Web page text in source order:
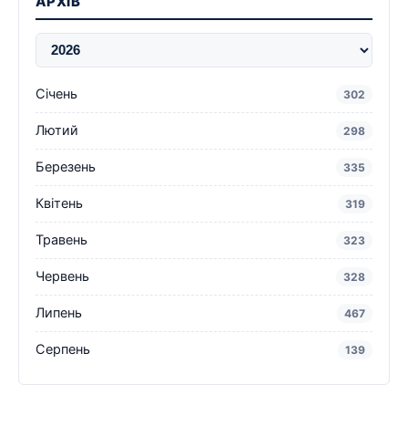
Січень 302
Лютий 298
Березень 335
Квітень 319
Травень 323
Червень 328
Липень 467
Серпень 139